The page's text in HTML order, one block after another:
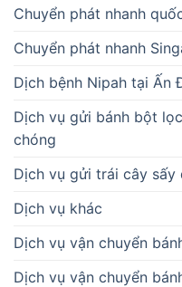
Chuyển phát nhanh
Chuyển phát nhanh
Dịch bệnh Nipah tại Ấn
Dịch vụ gửi bánh bột
chóng
Dịch vụ gửi trái cây sấy
Dịch vụ khác
Dịch vụ vận chuyển
Dịch vụ vận chuyển